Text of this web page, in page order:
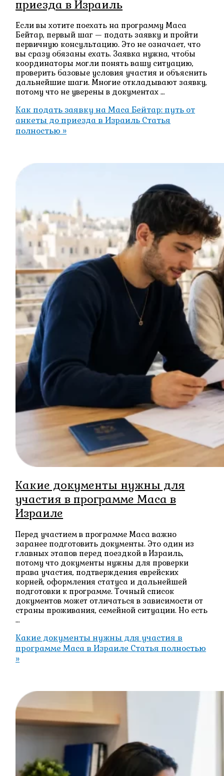
приезда в Израиль
Если вы хотите поехать на программу Маса
Бейтар, первый шаг — подать заявку и пройти
первичную консультацию. Это не означает, что
вы сразу обязаны ехать. Заявка нужна, чтобы
координаторы могли понять вашу ситуацию,
проверить базовые условия участия и объяснить
дальнейшие шаги. Многие откладывают заявку,
потому что не уверены в документах …
Как подать заявку на Маса Бейтар: путь от
анкеты до приезда в Израиль Статья
полностью »
Какие документы нужны для
участия в программе Маса в
Израиле
Перед участием в программе Маса важно
заранее подготовить документы. Это один из
главных этапов перед поездкой в Израиль,
потому что документы нужны для проверки
права участия, подтверждения еврейских
корней, оформления статуса и дальнейшей
подготовки к программе. Точный список
документов может отличаться в зависимости от
страны проживания, семейной ситуации. Но есть
…
Какие документы нужны для участия в
программе Маса в Израиле Статья полностью
»